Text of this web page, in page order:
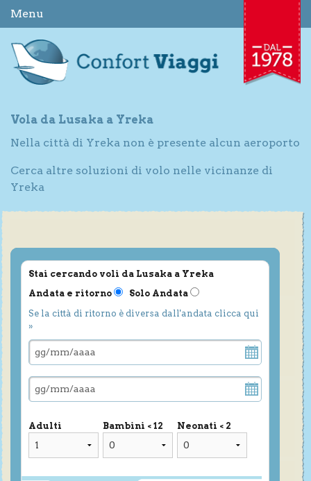
Menu
Vola da Lusaka a Yreka
Nella città di Yreka non è presente alcun aeroporto
Cerca altre soluzioni di volo nelle vicinanze di
Yreka
Stai cercando voli da Lusaka a Yreka
Andata e ritorno
Solo Andata
Se la città di ritorno è diversa dall'andata clicca qui
»
Adulti Bambini < 12 Neonati < 2